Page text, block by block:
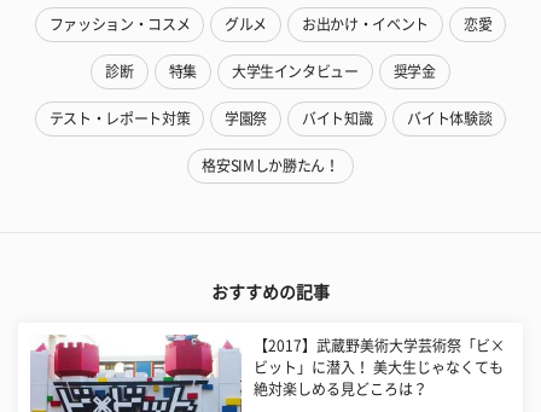
ファッション・コスメ グルメ お出かけ・イベント 恋愛
診断 特集 大学生インタビュー 奨学金
テスト・レポート対策 学園祭 バイト知識 バイト体験談
格安SIMしか勝たん！
おすすめの記事
【2017】武蔵野美術大学芸術祭「ビ×
ビット」に潜入！ 美大生じゃなくても
絶対楽しめる見どころは？